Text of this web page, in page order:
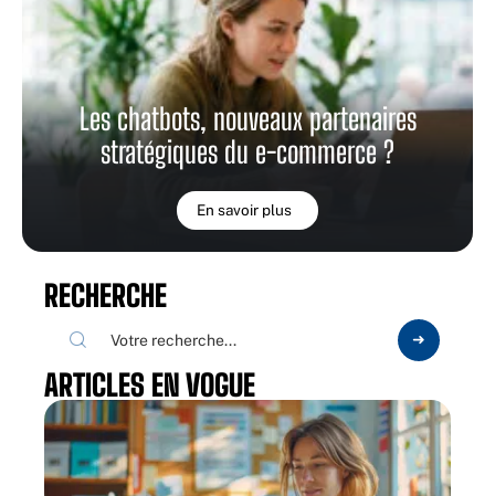
Les chatbots, nouveaux partenaires
stratégiques du e-commerce ?
En savoir plus
RECHERCHE
ARTICLES EN VOGUE